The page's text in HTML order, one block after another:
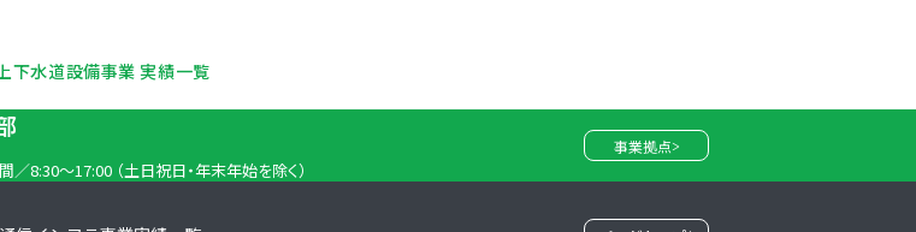
下水道設備事業 実績一覧
／8:30～17:00 （土日祝日・年末年始を除く）
事業拠点